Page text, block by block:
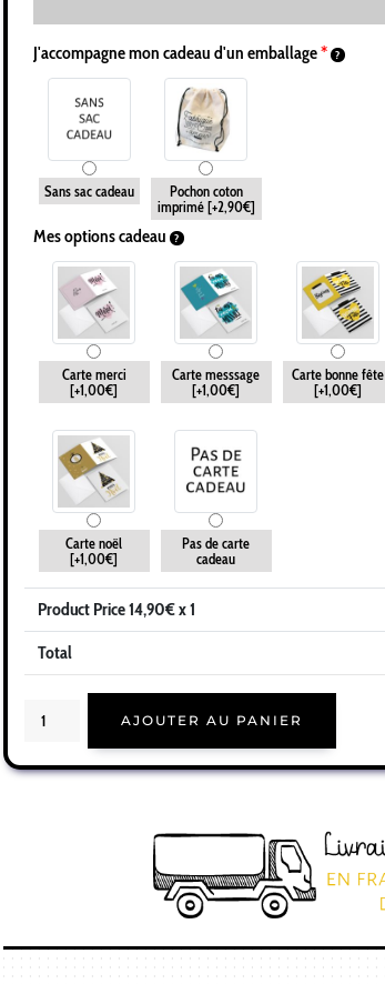
J'accompagne mon cadeau d'un emballage*
Sans sac cadeau
Pochon coton
imprimé[+2,90€]
Mes options cadeau
Carte merci
[+1,00€]
Carte messsage
[+1,00€]
Carte bonne fête
[+1,00€]
Carte noël
[+1,00€]
Pas de carte
cadeau
Product Price14,90€ x 1
Total
frère
|
AJOUTER AU PANIER